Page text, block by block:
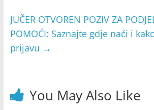
JUČER OTVOREN POZIV ZA
POMOĆI: Saznajte gdje naći i
prijavu →
You May Also Like